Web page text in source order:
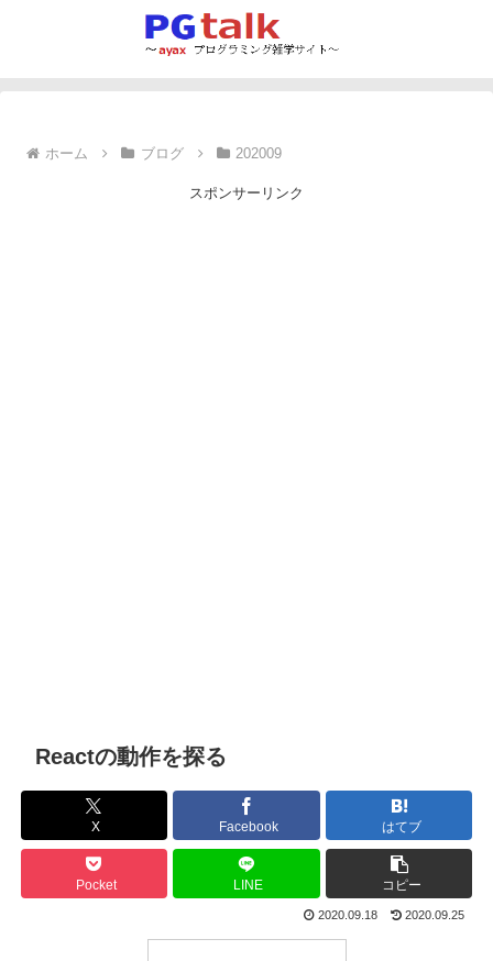
ホーム ブログ 202009
スポンサーリンク
Reactの動作を探る
X Facebook はてブ
Pocket LINE コピー
2020.09.18 2020.09.25